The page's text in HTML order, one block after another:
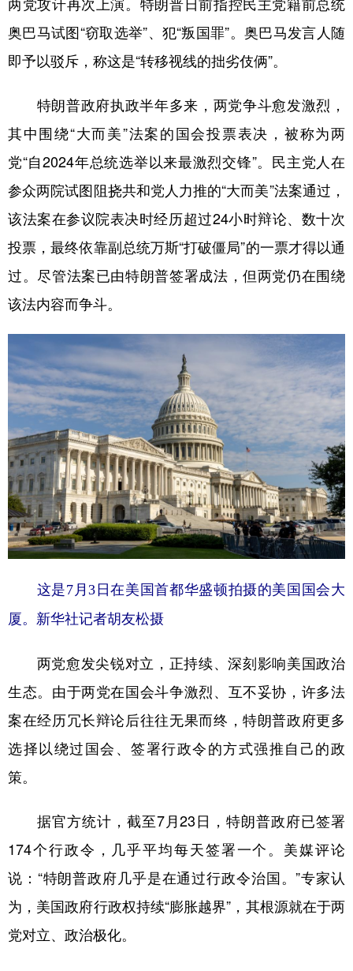
两党攻讦再次上演。特朗普日前指控民主党籍前总统
奥巴马试图“窃取选举”、犯“叛国罪”。奥巴马发言人随
即予以驳斥，称这是“转移视线的拙劣伎俩”。
特朗普政府执政半年多来，两党争斗愈发激烈，
其中围绕“大而美”法案的国会投票表决，被称为两
党“自2024年总统选举以来最激烈交锋”。民主党人在
参众两院试图阻挠共和党人力推的“大而美”法案通过，
该法案在参议院表决时经历超过24小时辩论、数十次
投票，最终依靠副总统万斯“打破僵局”的一票才得以通
过。尽管法案已由特朗普签署成法，但两党仍在围绕
该法内容而争斗。
这是7月3日在美国首都华盛顿拍摄的美国国会大
厦。新华社记者胡友松摄
两党愈发尖锐对立，正持续、深刻影响美国政治
生态。由于两党在国会斗争激烈、互不妥协，许多法
案在经历冗长辩论后往往无果而终，特朗普政府更多
选择以绕过国会、签署行政令的方式强推自己的政
策。
据官方统计，截至7月23日，特朗普政府已签署
174个行政令，几乎平均每天签署一个。美媒评论
说：“特朗普政府几乎是在通过行政令治国。”专家认
为，美国政府行政权持续“膨胀越界”，其根源就在于两
党对立、政治极化。